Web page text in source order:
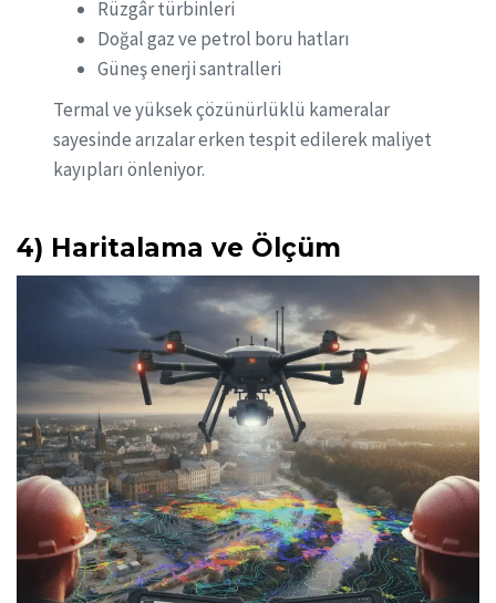
Rüzgâr türbinleri
Doğal gaz ve petrol boru hatları
Güneş enerji santralleri
Termal ve yüksek çözünürlüklü kameralar
sayesinde arızalar erken tespit edilerek maliyet
kayıpları önleniyor.
4) Haritalama ve Ölçüm